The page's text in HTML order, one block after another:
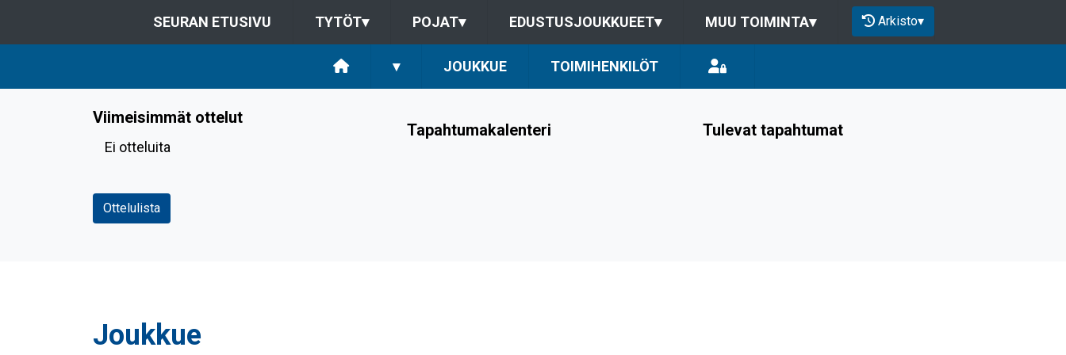
SEURAN ETUSIVU TYTÖT▾ POJAT▾ EDUSTUSJOUKKUEET▾ MUU TOIMINTA▾ Arkisto▾
▾ JOUKKUE TOIMIHENKILÖT
Viimeisimmät ottelut
Ei otteluita
Ottelulista
Tapahtumakalenteri Tulevat tapahtumat
Joukkue